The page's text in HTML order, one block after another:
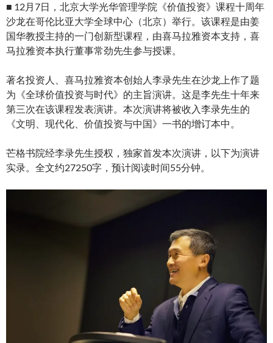
■ 12月7日，北京大学光华管理学院《价值投资》课程十周年
沙龙在哥伦比亚大学全球中心（北京）举行。该课程是由姜
国华教授主持的一门创新型课程，由喜马拉雅资本支持，喜
马拉雅资本执行董事常劲先生参与授课。
著名投资人、喜马拉雅资本创始人李录先生在沙龙上作了题
为《全球价值投资与时代》的主旨演讲。这是李先生十年来
第三次在该课程发表演讲。本次演讲将被收入李录先生的
《文明、现代化、价值投资与中国》一书的增订本中。
芒格书院经李录先生授权，独家首发本次演讲，以下为演讲
实录。全文约27250字，预计阅读时间55分钟。